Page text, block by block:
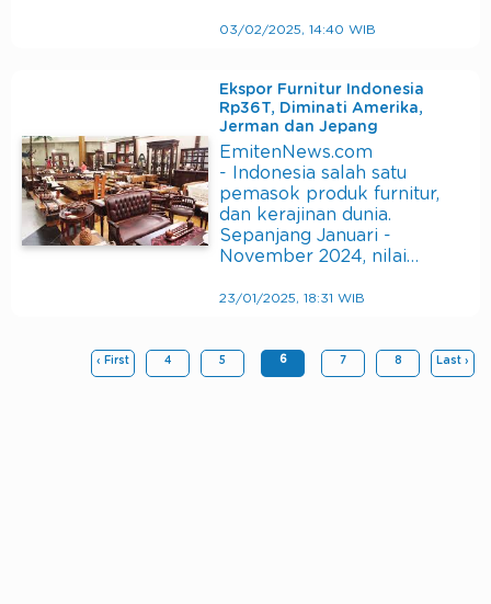
03/02/2025, 14:40 WIB
Ekspor Furnitur Indonesia
Rp36T, Diminati Amerika,
Jerman dan Jepang
EmitenNews.com
- Indonesia salah satu
pemasok produk furnitur,
dan kerajinan dunia.
Sepanjang Januari -
November 2024, nilai…
23/01/2025, 18:31 WIB
‹ First 4 5 6 7 8 Last ›